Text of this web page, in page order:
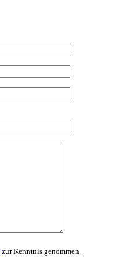
zur Kenntnis genommen.